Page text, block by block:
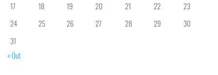
17
18 19 20 21 22
23
24
25 26 27 28 29
30
31
« Out